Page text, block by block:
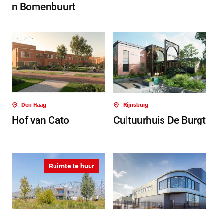
n Bomenbuurt
Den Haag
Hof van Cato
Rijnsburg
Cultuurhuis De Burgt
Ruimte te huur